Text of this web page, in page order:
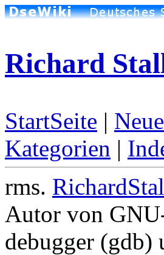
Richard
StartSeite |
Kategorien |
rms.
Autor von
debugger (gdb)